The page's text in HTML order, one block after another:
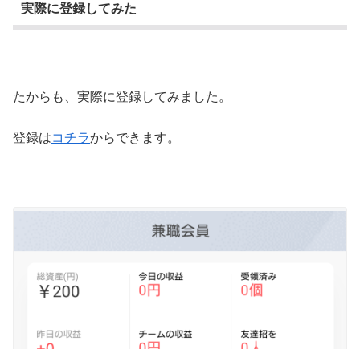
実際に登録してみた
たからも、実際に登録してみました。
登録はコチラからできます。